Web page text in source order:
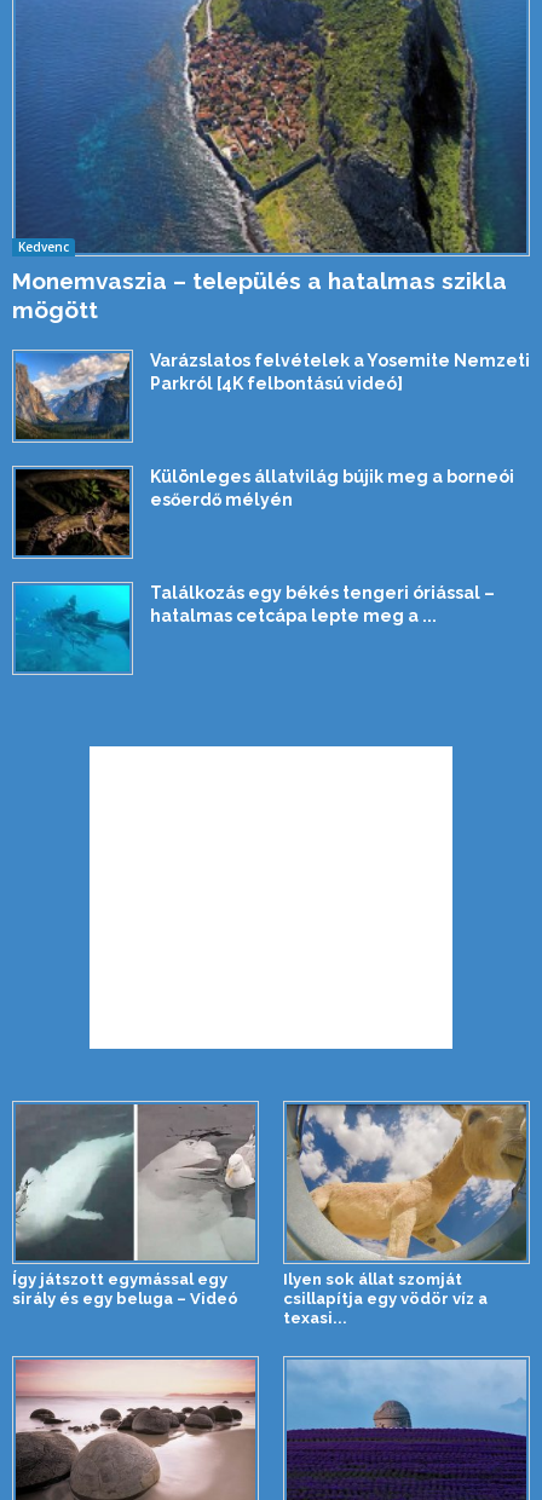
Kedvenc
Monemvaszia – település a hatalmas szikla
mögött
Varázslatos felvételek a Yosemite Nemzeti
Parkról [4K felbontású videó]
Különleges állatvilág bújik meg a borneói
esőerdő mélyén
Találkozás egy békés tengeri óriással –
hatalmas cetcápa lepte meg a ...
Így játszott egymással egy
sirály és egy beluga – Videó
Ilyen sok állat szomját
csillapítja egy vödör víz a
texasi...